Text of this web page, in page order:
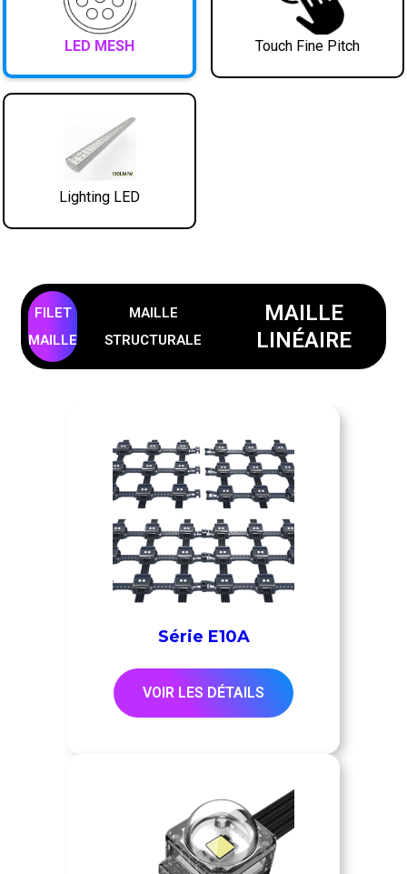
LED MESH Touch Fine Pitch
Lighting LED
FILET
MAILLE
MAILLE
STRUCTURALE
MAILLE
LINÉAIRE
Série E10A
VOIR LES DÉTAILS